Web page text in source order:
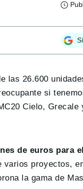
las 26.600
si
Cielo, Grecale
de euros para
varios proyectos,
la gama de